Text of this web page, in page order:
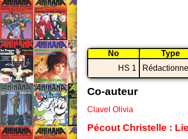
No Type
HS 1
Rédactionnel
Co-auteur
Clavel Olivia
Pécout Christelle :